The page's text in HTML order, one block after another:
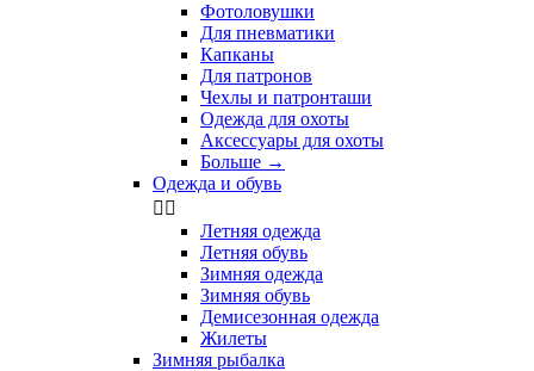
Фотоловушки
Для пневматики
Капканы
Для патронов
Чехлы и патронташи
Одежда для охоты
Аксессуары для охоты
Больше →
Одежда и обувь
 
Летняя одежда
Летняя обувь
Зимняя одежда
Зимняя обувь
Демисезонная одежда
Жилеты
Зимняя рыбалка